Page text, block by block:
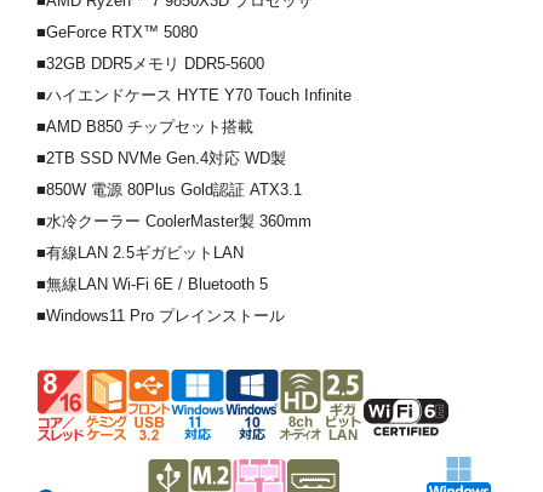
■GeForce RTX™ 5080
■32GB DDR5メモリ DDR5-5600
■ハイエンドケース HYTE Y70 Touch Infinite
■AMD B850 チップセット搭載
■2TB SSD NVMe Gen.4対応 WD製
■850W 電源 80Plus Gold認証 ATX3.1
■水冷クーラー CoolerMaster製 360mm
■有線LAN 2.5ギガビットLAN
■無線LAN Wi-Fi 6E / Bluetooth 5
■Windows11 Pro プレインストール